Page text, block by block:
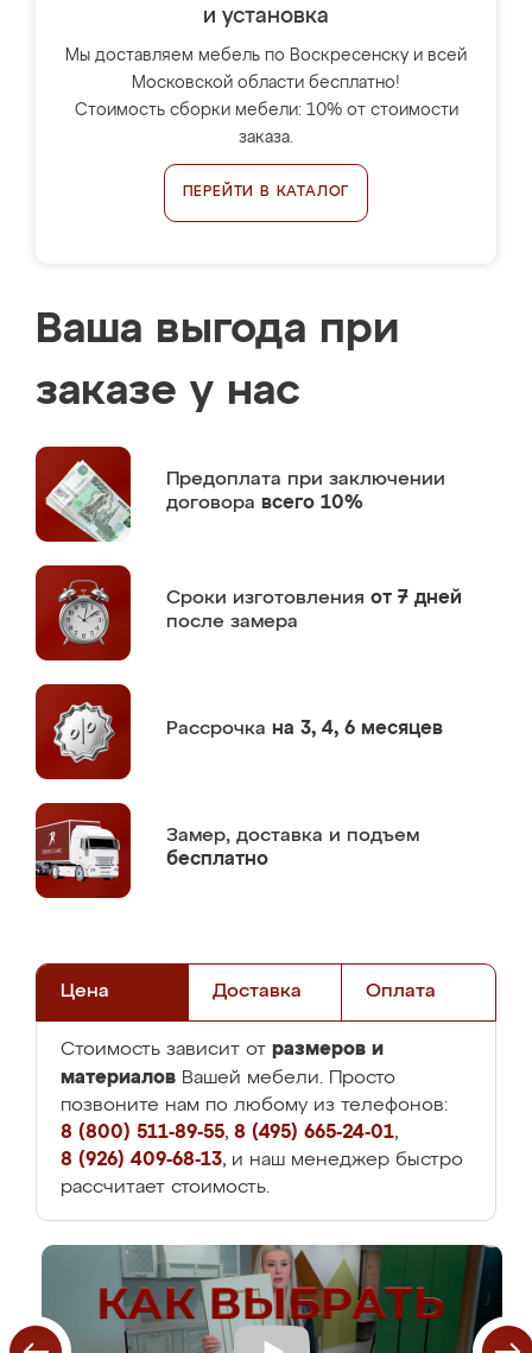
и установка
Мы доставляем мебель по Воскресенску и всей
Московской области бесплатно!
Стоимость сборки мебели: 10% от стоимости
заказа.
ПЕРЕЙТИ В КАТАЛОГ
Ваша выгода при
заказе у нас
Предоплата при заключении
договора всего 10%
Сроки изготовления от 7 дней
после замера
Рассрочка на 3, 4, 6 месяцев
Замер, доставка и подъем
бесплатно
Цена Доставка Оплата
Стоимость зависит от размеров и
материалов Вашей мебели. Просто
позвоните нам по любому из телефонов:
8 (800) 511-89-55, 8 (495) 665-24-01,
8 (926) 409-68-13, и наш менеджер быстро
рассчитает стоимость.